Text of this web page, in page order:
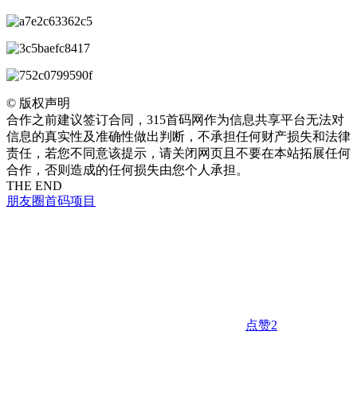
© 版权声明
合作之前建议签订合同，315首码网作为信息共享平台无法对
信息的真实性及准确性做出判断，不承担任何财产损失和法律
责任，若您不同意该提示，请关闭网页且不要在本站拓展任何
合作，否则造成的任何损失由您个人承担。
THE END
朋友圈首码项目
点赞2